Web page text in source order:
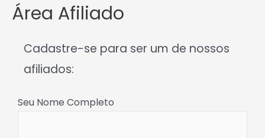
Área Afiliado
Cadastre-se para ser um de nossos
afiliados:
Seu Nome Completo